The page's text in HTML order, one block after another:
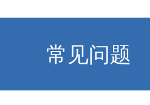
常见问题